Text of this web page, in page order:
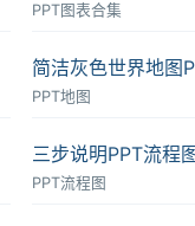
PPT图表合集
简洁灰色世界地图
PPT地图
三步说明PPT流程
PPT流程图